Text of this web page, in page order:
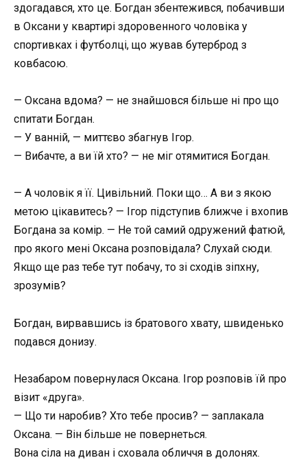
здогадався, хто це. Богдан збентежився, побачивши
в Оксани у квартирі здоровенного чоловіка у
спортивках і футболці, що жував бутерброд з
ковбасою.
— Оксана вдома? — не знайшовся більше ні про що
спитати Богдан.
— У ванній, — миттєво збагнув Ігор.
— Вибачте, а ви їй хто? — не міг отямитися Богдан.
— А чоловік я її. Цивільний. Поки що… А ви з якою
метою цікавитесь? — Ігор підступив ближче і вхопив
Богдана за комір. — Не той самий одружений фатюй,
про якого мені Оксана розповідала? Слухай сюди.
Якщо ще раз тебе тут побачу, то зі сходів зіпхну,
зрозумів?
Богдан, вирвавшись із братового хвату, швиденько
подався донизу.
Незабаром повернулася Оксана. Ігор розповів їй про
візит «друга».
— Що ти наробив? Хто тебе просив? — заплакала
Оксана. — Він більше не повернеться.
Вона сіла на диван і сховала обличчя в долонях.